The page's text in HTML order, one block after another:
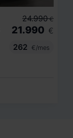
24.990 €
21.990 €
262
€/mes